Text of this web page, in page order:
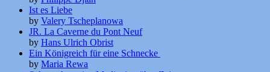
Ist es Liebe
by Valery Tscheplanowa
JR. La Caverne du Pont Neuf
by Hans Ulrich Obrist
Ein Königreich für eine Schnecke
by Maria Rewa